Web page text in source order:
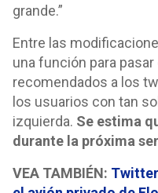
grande.”
Entre las
una función para
recomendados a los
los usuarios con tan
izquierda. Se estima
durante la próxima
VEA TAMBIÉN: